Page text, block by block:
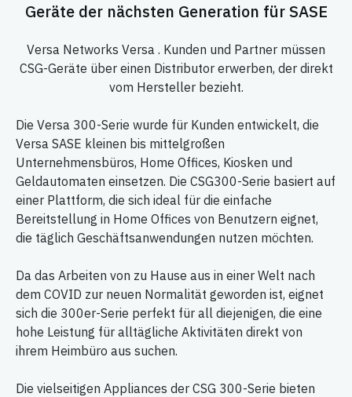
Geräte der nächsten Generation für SASE
Versa Networks Versa . Kunden und Partner müssen
CSG-Geräte über einen Distributor erwerben, der direkt
vom Hersteller bezieht.
Die Versa 300-Serie wurde für Kunden entwickelt, die
Versa SASE kleinen bis mittelgroßen
Unternehmensbüros, Home Offices, Kiosken und
Geldautomaten einsetzen. Die CSG300-Serie basiert auf
einer Plattform, die sich ideal für die einfache
Bereitstellung in Home Offices von Benutzern eignet,
die täglich Geschäftsanwendungen nutzen möchten.
Da das Arbeiten von zu Hause aus in einer Welt nach
dem COVID zur neuen Normalität geworden ist, eignet
sich die 300er-Serie perfekt für all diejenigen, die eine
hohe Leistung für alltägliche Aktivitäten direkt von
ihrem Heimbüro aus suchen.
Die vielseitigen Appliances der CSG 300-Serie bieten